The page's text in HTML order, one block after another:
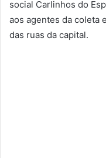
social Carlinhos do
aos agentes da coleta
das ruas da capital.